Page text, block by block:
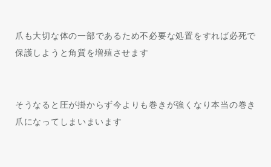
爪も大切な体の一部であるため不必要な処置をすれば必死で
保護しようと角質を増殖させます
そうなると圧が掛からず今よりも巻きが強くなり本当の巻き
爪になってしまいまいます